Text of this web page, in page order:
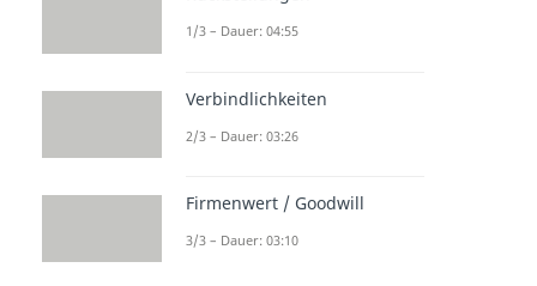
1/3 – Dauer: 04:55
Verbindlichkeiten
2/3 – Dauer: 03:26
Firmenwert / Goodwill
3/3 – Dauer: 03:10